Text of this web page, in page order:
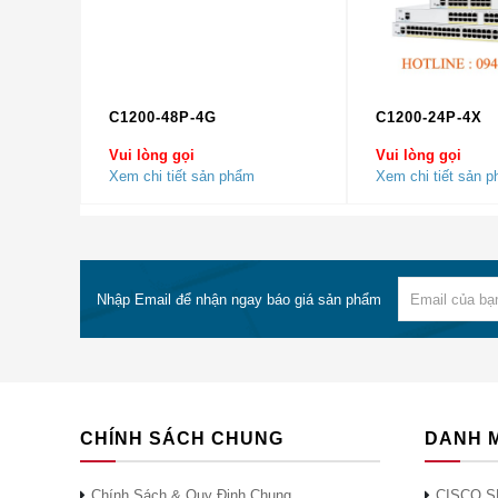
Các mô-đun
FET-10G Bộ thu phát
10G SFP + Cáp đồng SFP + Cáp
SFP-10G-SR-S Mô-đun Cisco
SFP-10G-ER-S Mô-đun
SFP-10G-ZR-S Mô-đun
C1200-48P-4G
Vui lòng gọi
Xem chi tiết sản phẩm
C1200-24P-4X
Vui lòng gọi
Xem chi tiết sản
Nhập Email để nhận ngay báo giá sản phẩm
CHÍNH SÁCH CHUNG DANH